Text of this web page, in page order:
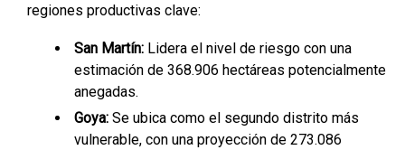
regiones productivas clave:
San Martín: Lidera el nivel de riesgo con una
estimación de 368.906 hectáreas potencialmente
anegadas.
Goya: Se ubica como el segundo distrito más
vulnerable, con una proyección de 273.086